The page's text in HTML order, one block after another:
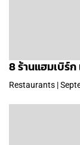
8 ร้านแฮมเบิร์
Restaurants |